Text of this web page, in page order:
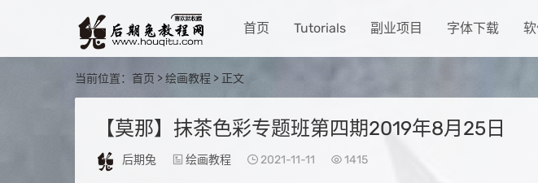
首页 Tutorials 副业项目 字体下载
当前位置： 首页 >绘画教程 > 正文
【莫那】抹茶色彩专题班第四期2019年8月25日
后期兔 绘画教程 2021-11-11 1415